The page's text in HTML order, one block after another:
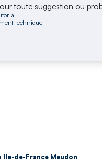
toute suggestion ou
technique
Ile-de-France Meudon